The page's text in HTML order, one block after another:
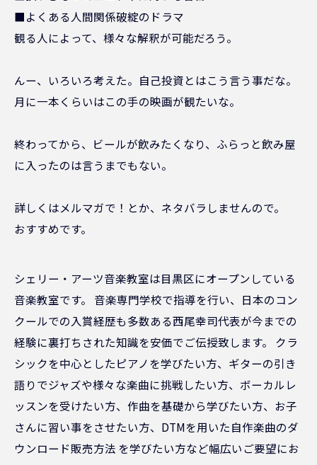
■よくある人間関係破綻のドラマ
観る人によって、様々な解釈が可能だろう。
んー、いろいろ考えた。自己投資とはこう言う事だな。
月に一本くらいはこの手の映画が観たいな。
終わってから、ビールが飲みたくなり、ふらっと飲み屋
に入ったのは言うまでもない。
詳しくはメルマガで！とか、ネタバラしませんので。
おすすめです。
シェリー・アーツ音楽教室は目黒区にオープンしている
音楽教室です。 音楽専門学校で指導を行い、日本のコン
クールでの入賞経歴も多数ある西尾幸司代表が今までの
経験に裏打ちされた知識を安価でご伝授致します。 クラ
シックを中心としたピアノを学びたい方、ギターの引き
語りでジャズや様々な楽曲に挑戦したい方、ボーカルレ
ッスンを受けたい方、作曲を基礎から学びたい方、お子
さんに習い事をさせたい方、DTMを用いた自作楽曲のダ
ウンロード販売方法 を学びたい方など幅広いご要望にお